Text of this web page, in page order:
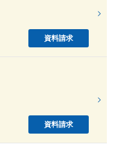
資料請求
資料請求